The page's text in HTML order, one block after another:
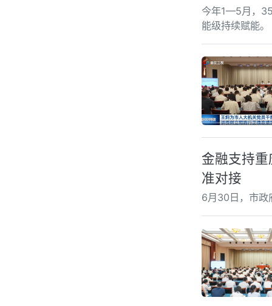
今年1—5月，
能级持续赋能。
金融支持
准对接
6月30日，市政